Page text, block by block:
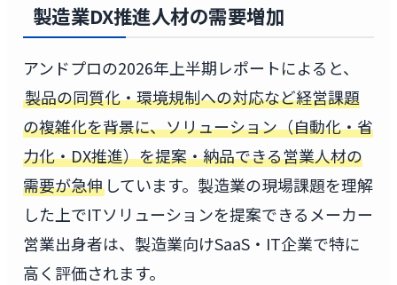
製造業DX推進人材の需要増加
アンドプロの2026年上半期レポートによると、
製品の同質化・環境規制への対応など経営課題
の複雑化を背景に、ソリューション（自動化・省
力化・DX推進）を提案・納品できる営業人材の
需要が急伸しています。製造業の現場課題を理解
した上でITソリューションを提案できるメーカー
営業出身者は、製造業向けSaaS・IT企業で特に
高く評価されます。